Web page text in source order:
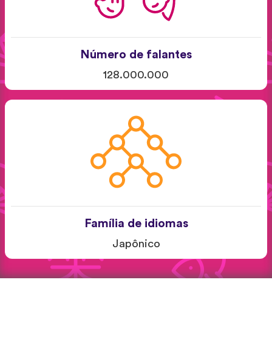
Número de falantes
128.000.000
Família de idiomas
Japônico